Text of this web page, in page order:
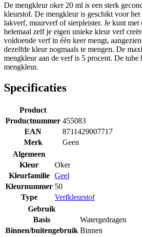
De mengkleur oker 20 ml is een sterk
kleurstof. De mengkleur is geschikt voor
lakverf, muurverf of sierpleister. Je kunt met
helemaal zelf je eigen unieke kleur verf
voldoende verf in één keer mengt,
dezelfde kleur nogmaals te mengen. De
mengkleur aan de verf is 5 procent. De
mengkleur.
Specificaties
Product
Productnummer 455083
EAN
8711429007717
Merk
Geen
Algemeen
Kleur
Oker
Kleurfamilie
Geel
Kleurnummer 50
Type
Verfkleurstof
Gebruik
Basis
Watergedragen
Binnen/buitengebruik Binnen